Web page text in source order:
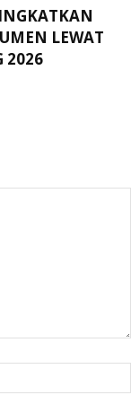
LEWAT
2026